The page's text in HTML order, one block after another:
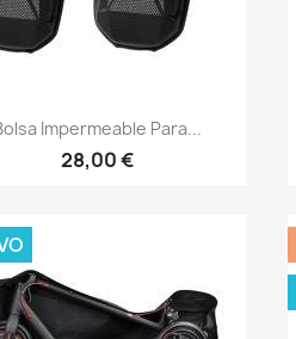
Vista rápida
Impermeable Para...
28,00 €